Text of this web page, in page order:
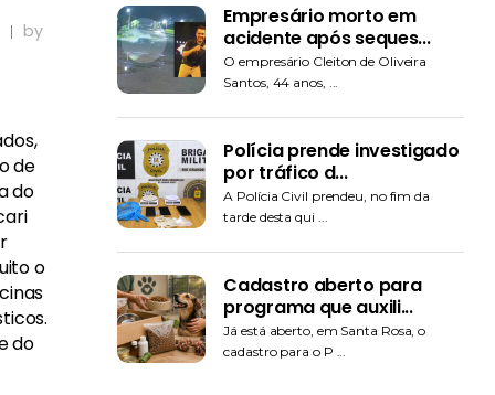
by
de
do
o
do
Empresário morto em
acidente após seques...
O empresário Cleiton de Oliveira
Santos, 44 anos, ...
Polícia prende investigado
por tráfico d...
A Polícia Civil prendeu, no fim da
tarde desta qui ...
Cadastro aberto para
programa que auxili...
Já está aberto, em Santa Rosa, o
cadastro para o P ...